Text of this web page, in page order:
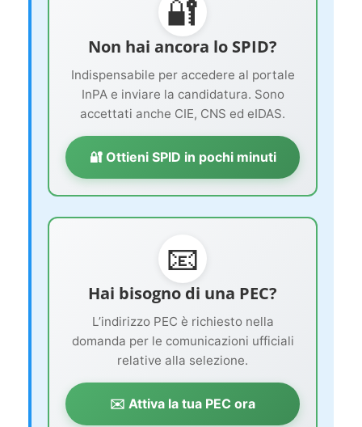
🔐
Non hai ancora lo SPID?
Indispensabile per accedere al portale
InPA e inviare la candidatura. Sono
accettati anche CIE, CNS ed eIDAS.
🔐 Ottieni SPID in pochi minuti
📧
Hai bisogno di una PEC?
L’indirizzo PEC è richiesto nella
domanda per le comunicazioni ufficiali
relative alla selezione.
✉️ Attiva la tua PEC ora